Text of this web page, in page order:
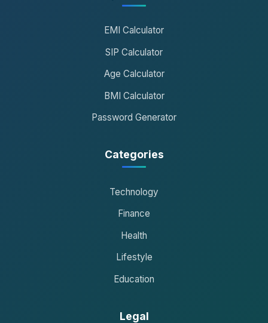
EMI Calculator
SIP Calculator
Age Calculator
BMI Calculator
Password Generator
Categories
Technology
Finance
Health
Lifestyle
Education
Legal